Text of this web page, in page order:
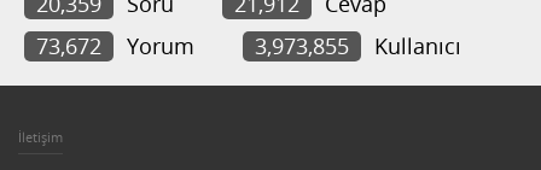
73,672
Yorum 3,973,855 Kullanıcı
İletişim